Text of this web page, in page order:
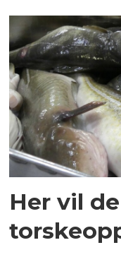
Her vil